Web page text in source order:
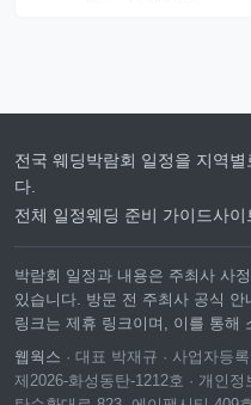
전국 웨딩박람회 일정을 지역
다.
전체 일정웨딩 준비 가이드사이
박람회 일정과 내용은 주최사 사
있습니다. 방문 전 주최사 공식
링크는 제휴 링크이며, 이를 통해
웹웍스 · 대표 박재규 · 사업자등
제2026-화성동탄-1212호 · 개인